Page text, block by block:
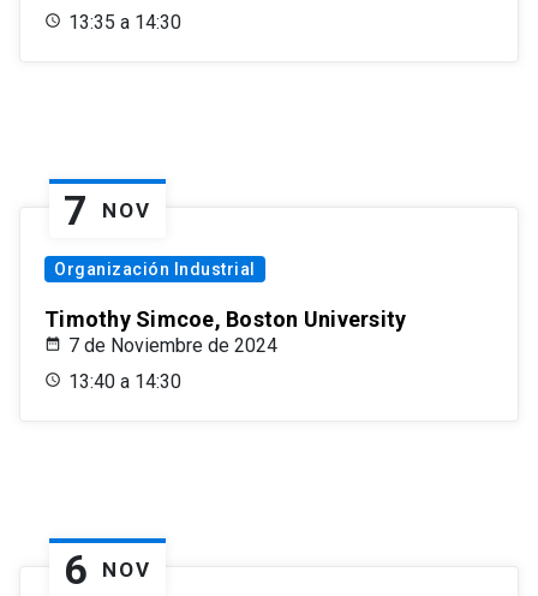
13:35 a 14:30
7 NOV
Organización Industrial
Timothy Simcoe, Boston University
7 de Noviembre de 2024
13:40 a 14:30
6 NOV